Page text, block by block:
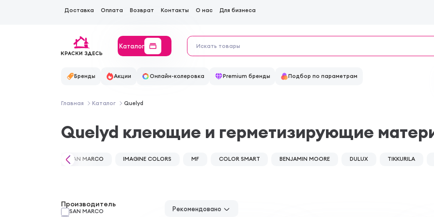
Доставка Оплата Возврат Контакты О нас Для бизнеса
Каталог
Бренды Акции Онлайн-колеровка Premium бренды Подбор по параметрам
Главная Каталог Quelyd
Quelyd клеющие и герметизирующие
Производитель
SAN MARCO
Рекомендовано
SAN MARCO IMAGINE COLORS MF COLOR SMART BENJAMIN MOORE DULUX TIKKURILA